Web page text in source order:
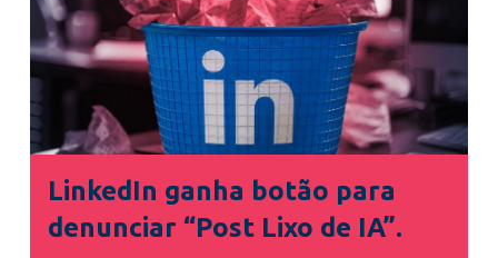
LinkedIn ganha botão para
denunciar “Post Lixo de IA”.